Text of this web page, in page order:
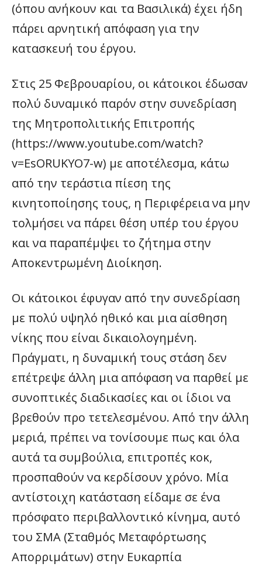
(όπου ανήκουν και τα Βασιλικά) έχει ήδη
πάρει αρνητική απόφαση για την
κατασκευή του έργου.
Στις 25 Φεβρουαρίου, οι κάτοικοι έδωσαν
πολύ δυναμικό παρόν στην συνεδρίαση
της Μητροπολιτικής Επιτροπής
(https://www.youtube.com/watch?
v=EsORUKYO7-w) με αποτέλεσμα, κάτω
από την τεράστια πίεση της
κινητοποίησης τους, η Περιφέρεια να μην
τολμήσει να πάρει θέση υπέρ του έργου
και να παραπέμψει το ζήτημα στην
Αποκεντρωμένη Διοίκηση.
Οι κάτοικοι έφυγαν από την συνεδρίαση
με πολύ υψηλό ηθικό και μια αίσθηση
νίκης που είναι δικαιολογημένη.
Πράγματι, η δυναμική τους στάση δεν
επέτρεψε άλλη μια απόφαση να παρθεί με
συνοπτικές διαδικασίες και οι ίδιοι να
βρεθούν προ τετελεσμένου. Από την άλλη
μεριά, πρέπει να τονίσουμε πως και όλα
αυτά τα συμβούλια, επιτροπές κοκ,
προσπαθούν να κερδίσουν χρόνο. Μία
αντίστοιχη κατάσταση είδαμε σε ένα
πρόσφατο περιβαλλοντικό κίνημα, αυτό
του ΣΜΑ (Σταθμός Μεταφόρτωσης
Απορριμάτων) στην Ευκαρπία